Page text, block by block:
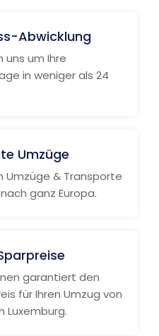
Abwicklung
uns um Ihre
in weniger als 24
Umzüge
Umzüge & Transporte
ganz Europa.
garantiert den
für Ihren Umzug von
Luxemburg.